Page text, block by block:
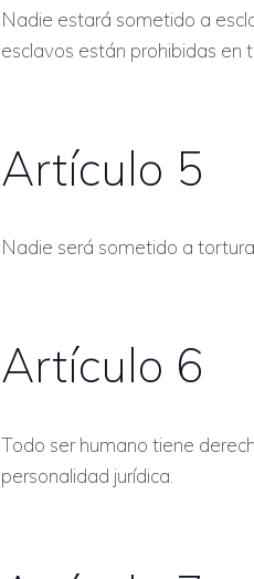
Nadie estará sometido a
esclavos están prohibidas en
Artículo 5
Nadie será sometido a
Artículo 6
Todo ser humano tiene
personalidad jurídica.